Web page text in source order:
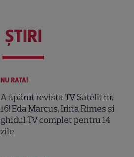
ŞTIRI
NU RATA!
A apărut revista TV Satelit nr.
16! Eda Marcus, Irina Rimes și
ghidul TV complet pentru 14
zile